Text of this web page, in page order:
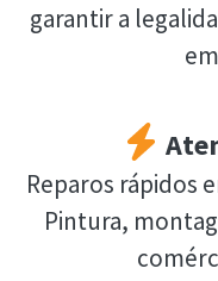
garantir a
Reparos rápidos
Pintura,